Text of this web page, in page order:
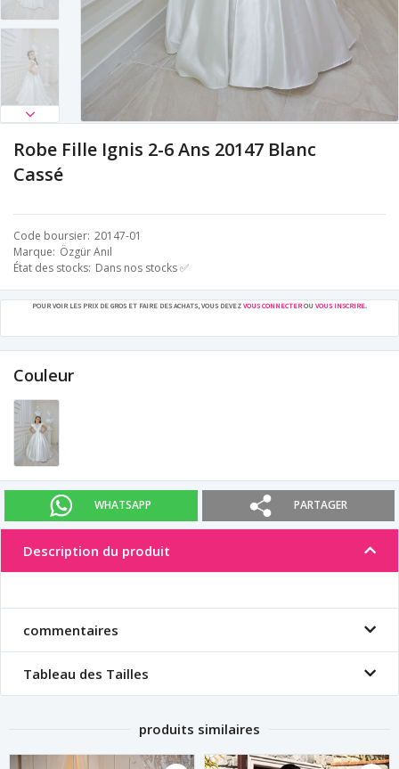
Robe Fille Ignis 2-6 Ans 20147 Blanc
Cassé
Code boursier 20147-01
Marque Özgür Anıl
État des stocks Dans nos stocks ✅
POUR VOIR LES PRIX DE GROS ET FAIRE DES ACHATS, VOUS DEVEZ VOUS CONNECTEROU VOUS INSCRIRE
Couleur
WHATSAPP PARTAGER
Description du produit
commentaires
Tableau des Tailles
produits similaires